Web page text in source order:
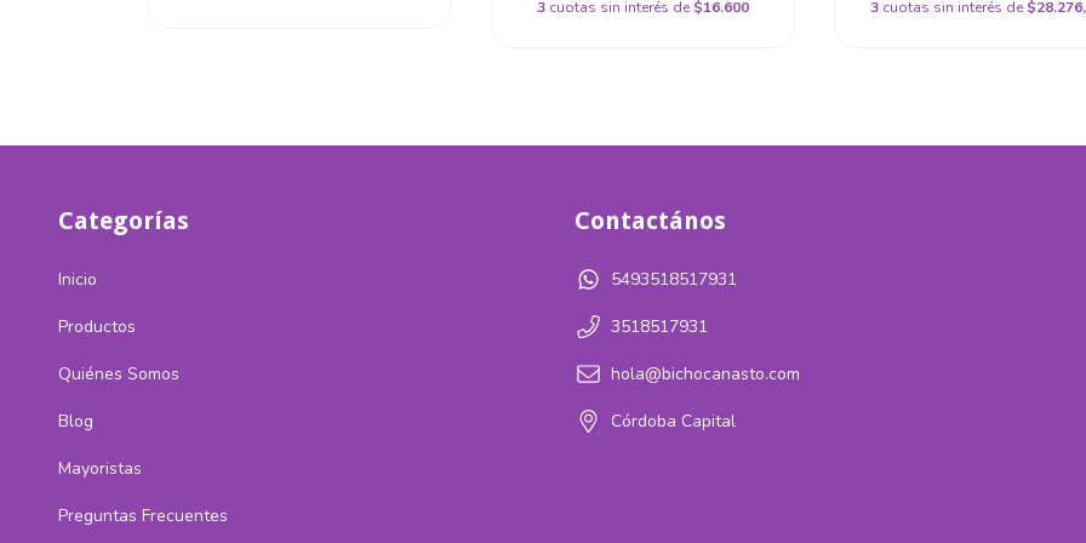
3 cuotas sin interés de $16.600 3 cuotas sin interés de
Categorías
Inicio
Productos
Quiénes Somos
Blog
Mayoristas
Preguntas Frecuentes
Contactános
5493518517931
3518517931
hola@bichocanasto.com
Córdoba Capital